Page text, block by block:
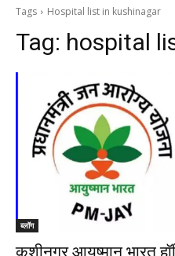
Tags Hospital list in kushinagar
Tag: hospital
ब्लॉग
कुशीनगर आयुष्मान भारत